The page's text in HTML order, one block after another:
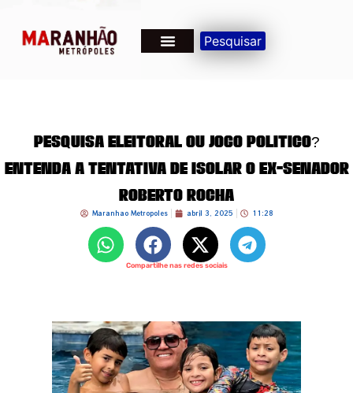
Pesquisar
Pesquisa Eleitoral ou Jogo Político?
Entenda a Tentativa de Isolar o Ex-Senador
Roberto Rocha
Maranhao Metropoles abril 3, 2025 11:28
Compartilhe nas redes sociais